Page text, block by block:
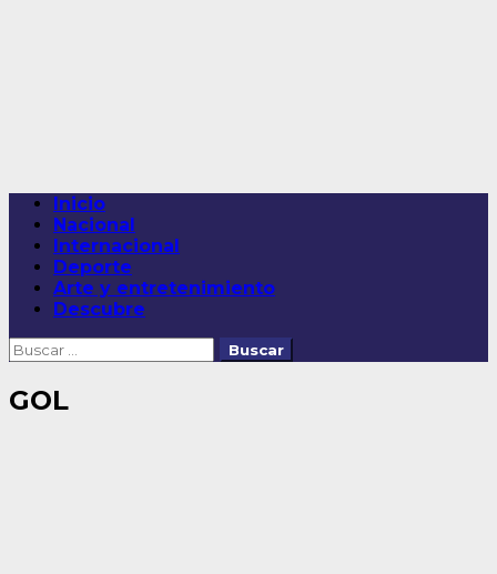
Menú
principal
Inicio
Nacional
Internacional
Deporte
Arte y entretenimiento
Descubre
Buscar:
GOL